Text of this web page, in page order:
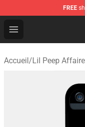
FREE
Open menu
Lil Peep Store -
Accueil/Lil Peep